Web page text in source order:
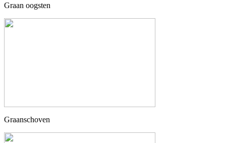
Graan oogsten
Graanschoven